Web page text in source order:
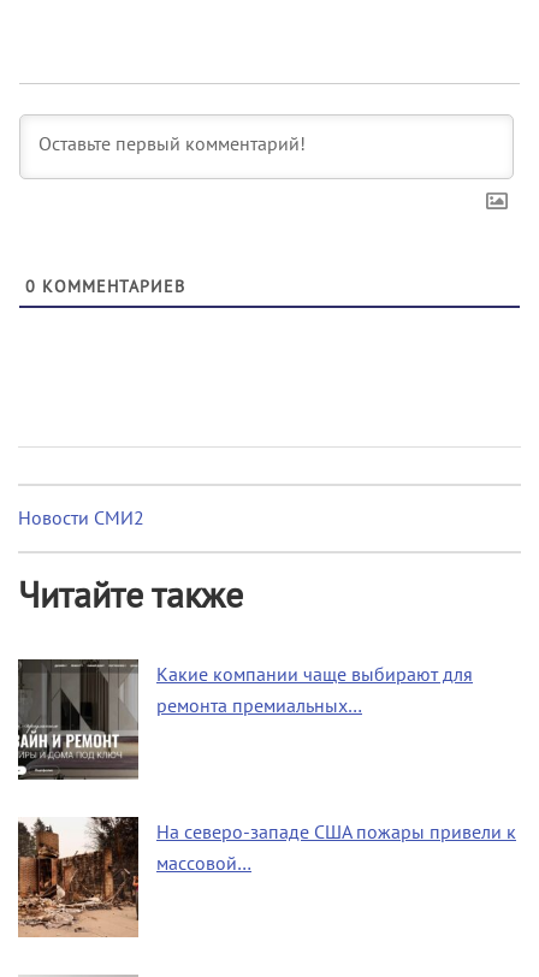
0 КОММЕНТАРИЕВ
Новости СМИ2
Читайте также
Какие компании чаще выбирают для
ремонта премиальных…
На северо-западе США пожары привели к
массовой…